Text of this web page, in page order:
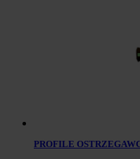
PROFILE